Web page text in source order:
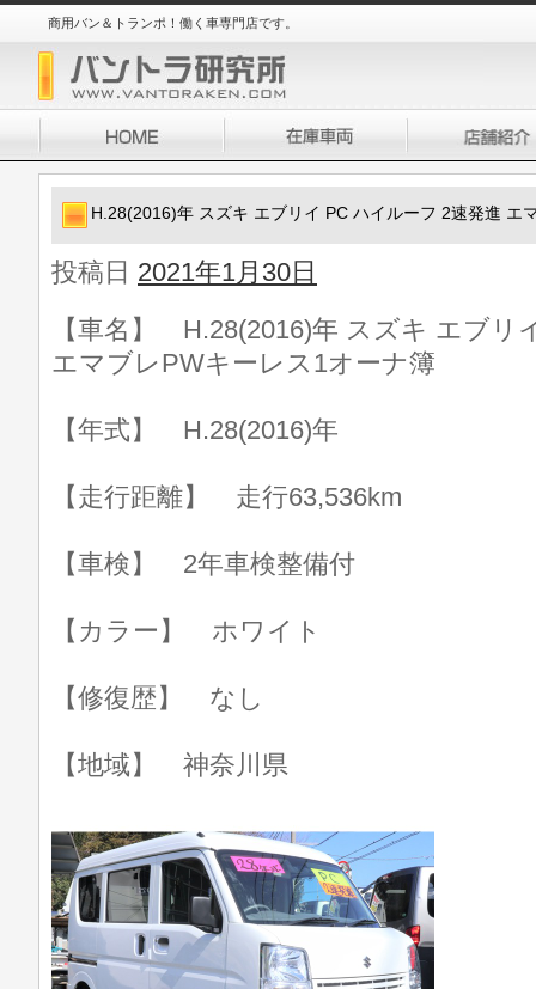
商用バン＆トランポ！働く車専門店です。
H.28(2016)年 スズキ エブリイ PC ハイルーフ 2速発進 エ
投稿日 2021年1月30日
【車名】 H.28(2016)年 スズキ エブリ
エマブレPWキーレス1オーナ簿
【年式】 H.28(2016)年
【走行距離】 走行63,536km
【車検】 2年車検整備付
【カラー】 ホワイト
【修復歴】 なし
【地域】 神奈川県